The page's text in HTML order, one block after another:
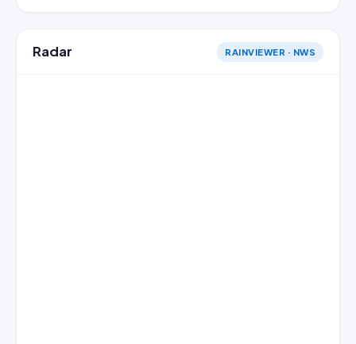
Radar RAINVIEWER · NWS